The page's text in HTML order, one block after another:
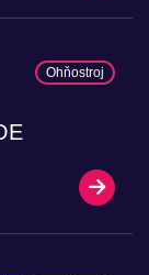
Ohňostroj